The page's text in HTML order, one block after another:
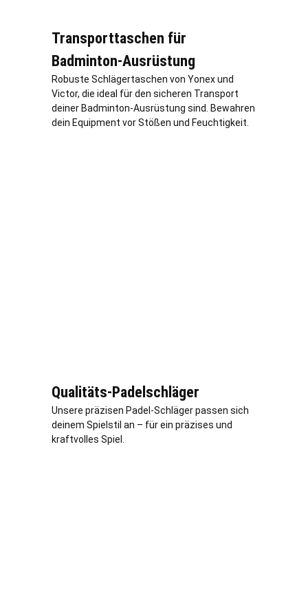
Transporttaschen für
Badminton-Ausrüstung
Robuste Schlägertaschen von Yonex und
Victor, die ideal für den sicheren Transport
deiner Badminton-Ausrüstung sind. Bewahren
dein Equipment vor Stößen und Feuchtigkeit.
Qualitäts-Padelschläger
Unsere präzisen Padel-Schläger passen sich
deinem Spielstil an – für ein präzises und
kraftvolles Spiel.